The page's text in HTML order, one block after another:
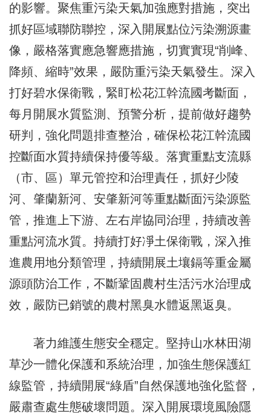
的影響。聚焦重污染天氣加強應對措施，突出
抓好區域聯防聯控，深入開展點位污染溯源畫
像，嚴格落實應急響應措施，切實實現“削峰、
降頻、縮時”效果，嚴防重污染天氣發生。深入
打好碧水保衛戰，緊盯松花江幹流國考斷面，
每月開展水質監測、預警分析，提前做好趨勢
研判，強化問題排查整治，確保松花江幹流國
控斷面水質持續保持優等級。落實重點支流縣
（市、區）單元管控和治理責任，抓好少陵
河、肇蘭新河、安肇新河等重點斷面污染源監
管，推進上下游、左右岸協同治理，持續改善
重點河流水質。持續打好凈土保衛戰，深入推
進農用地分類管理，持續開展土壤鎘等重金屬
源頭防治工作，不斷鞏固農村生活污水治理成
效，嚴防已銷號的農村黑臭水體返黑返臭。
著力維護生態安全穩定。堅持山水林田湖
草沙一體化保護和系統治理，加強生態保護紅
線監管，持續開展“綠盾”自然保護地強化監督，
嚴肅查處生態破壞問題。深入開展環境風險隱